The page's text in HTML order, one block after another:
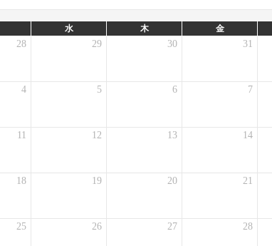
水 木 金
28 29 30 31
4 5 6 7
11 12 13 14
18 19 20 21
25 26 27 28